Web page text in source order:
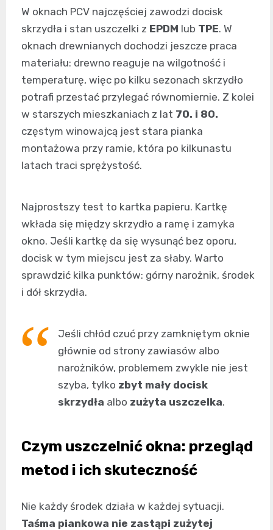
W oknach PCV najczęściej zawodzi docisk
skrzydła i stan uszczelki z EPDM lub TPE. W
oknach drewnianych dochodzi jeszcze praca
materiału: drewno reaguje na wilgotność i
temperaturę, więc po kilku sezonach skrzydło
potrafi przestać przylegać równomiernie. Z kolei
w starszych mieszkaniach z lat 70. i 80.
częstym winowajcą jest stara pianka
montażowa przy ramie, która po kilkunastu
latach traci sprężystość.
Najprostszy test to kartka papieru. Kartkę
wkłada się między skrzydło a ramę i zamyka
okno. Jeśli kartkę da się wysunąć bez oporu,
docisk w tym miejscu jest za słaby. Warto
sprawdzić kilka punktów: górny narożnik, środek
i dół skrzydła.
Jeśli chłód czuć przy zamkniętym oknie
głównie od strony zawiasów albo
narożników, problemem zwykle nie jest
szyba, tylko zbyt mały docisk
skrzydła albo zużyta uszczelka.
Czym uszczelnić okna: przegląd
metod i ich skuteczność
Nie każdy środek działa w każdej sytuacji.
Taśma piankowa nie zastąpi zużytej